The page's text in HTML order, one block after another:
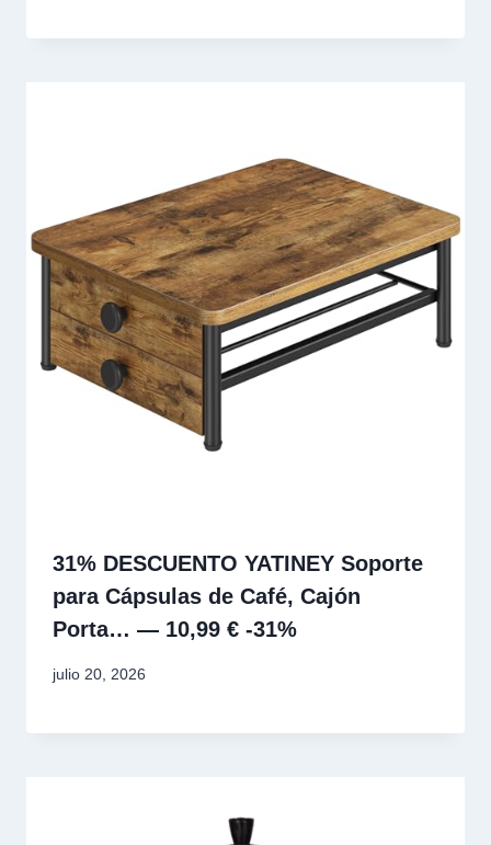
31% DESCUENTO YATINEY Soporte
para Cápsulas de Café, Cajón
Porta… — 10,99 € -31%
julio 20, 2026